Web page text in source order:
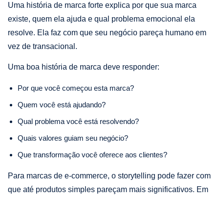
Uma história de marca forte explica por que sua marca
existe, quem ela ajuda e qual problema emocional ela
resolve. Ela faz com que seu negócio pareça humano em
vez de transacional.
Uma boa história de marca deve responder:
Por que você começou esta marca?
Quem você está ajudando?
Qual problema você está resolvendo?
Quais valores guiam seu negócio?
Que transformação você oferece aos clientes?
Para marcas de e-commerce, o storytelling pode fazer com
que até produtos simples pareçam mais significativos. Em